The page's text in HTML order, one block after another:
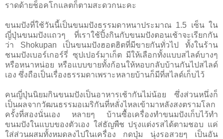
ราดด้ายช็อคโกแลตก็ตามสะดวกนะคะ
ขนมปังที่ใช้วันนี้เป็นขนมปังธรรมดาหนาประมาณ 1.5 เซ็น ใน
ญี่ปุ่นขนมปังแถวๆ ที่เราใช้ปิ้งกินกับขนมปังตอนเช้าจะเรียกกัน
ว่า Shokupan เป็นขนมปังฮอตฮิตที่มีขายกันทั่วไป ทั้งในร้าน
ชนมปังเบอร์เกอร์รี่ ซุปเปอร์มาเก็ต มีให้เลือกทั้งแบบสไลด์บางๆ
หรือหนาหน่อย หรือแบบขายทั้งก้อนให้หอบกลับบ้านกันไปสไลด์
เอง ซึ่งถือเป็นเรื่องธรรมดาเพราะหลายบ้านก็มีที่สไลด์เก็บไว้
คนญี่ปุ่นนิยมกินขนมปังเป็นอาหารเช้ากันไม่น้อย ซึ่งส่วนหนึ่งก็
เป็นผลจากวัฒนธรรมอเมริกันที่หลั่งไหลเข้ามาหลังสงตรามโลก
ครั้งที่สองนั่นเอง หลายๆ บ้านซื้อเครื่องทำขนมปังเก็บไว้ทำ
ขนมปังในแบบของตัวเอง ใส่ธัญพืช ปรุงแต่งรสได้ตามชอบ แค่
ใส่ส่วนผสมทั้งหมดลงไปในเครื่อง กดปุ่ม นุ่งรอสวยๆ เป็นอัน